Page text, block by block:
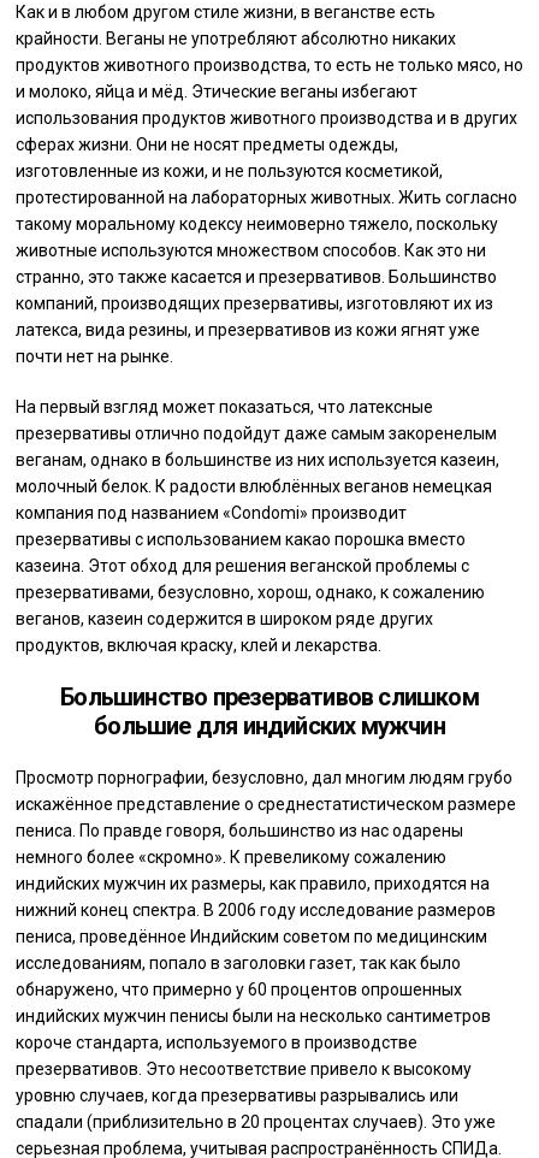
Как и в любом другом стиле жизни, в веганстве есть
крайности. Веганы не употребляют абсолютно никаких
продуктов животного производства, то есть не только мясо, но
и молоко, яйца и мёд. Этические веганы избегают
использования продуктов животного производства и в других
сферах жизни. Они не носят предметы одежды,
изготовленные из кожи, и не пользуются косметикой,
протестированной на лабораторных животных. Жить согласно
такому моральному кодексу неимоверно тяжело, поскольку
животные используются множеством способов. Как это ни
странно, это также касается и презервативов. Большинство
компаний, производящих презервативы, изготовляют их из
латекса, вида резины, и презервативов из кожи ягнят уже
почти нет на рынке.
На первый взгляд может показаться, что латексные
презервативы отлично подойдут даже самым закоренелым
веганам, однако в большинстве из них используется казеин,
молочный белок. К радости влюблённых веганов немецкая
компания под названием «Condomi» производит
презервативы с использованием какао порошка вместо
казеина. Этот обход для решения веганской проблемы с
презервативами, безусловно, хорош, однако, к сожалению
веганов, казеин содержится в широком ряде других
продуктов, включая краску, клей и лекарства.
Большинство презервативов слишком
большие для индийских мужчин
Просмотр порнографии, безусловно, дал многим людям грубо
искажённое представление о среднестатистическом размере
пениса. По правде говоря, большинство из нас одарены
немного более «скромно». К превеликому сожалению
индийских мужчин их размеры, как правило, приходятся на
нижний конец спектра. В 2006 году исследование размеров
пениса, проведённое Индийским советом по медицинским
исследованиям, попало в заголовки газет, так как было
обнаружено, что примерно у 60 процентов опрошенных
индийских мужчин пенисы были на несколько сантиметров
короче стандарта, используемого в производстве
презервативов. Это несоответствие привело к высокому
уровню случаев, когда презервативы разрывались или
спадали (приблизительно в 20 процентах случаев). Это уже
серьезная проблема, учитывая распространённость СПИДа.